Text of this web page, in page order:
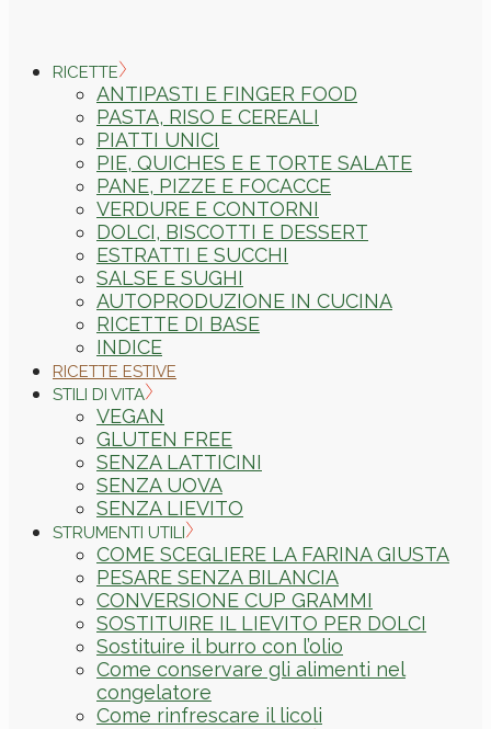
RICETTE
ANTIPASTI E FINGER FOOD
PASTA, RISO E CEREALI
PIATTI UNICI
PIE, QUICHES E E TORTE SALATE
PANE, PIZZE E FOCACCE
VERDURE E CONTORNI
DOLCI, BISCOTTI E DESSERT
ESTRATTI E SUCCHI
SALSE E SUGHI
AUTOPRODUZIONE IN CUCINA
RICETTE DI BASE
INDICE
RICETTE ESTIVE
STILI DI VITA
VEGAN
GLUTEN FREE
SENZA LATTICINI
SENZA UOVA
SENZA LIEVITO
STRUMENTI UTILI
COME SCEGLIERE LA FARINA GIUSTA
PESARE SENZA BILANCIA
CONVERSIONE CUP GRAMMI
SOSTITUIRE IL LIEVITO PER DOLCI
Sostituire il burro con l’olio
Come conservare gli alimenti nel
congelatore
Come rinfrescare il licoli